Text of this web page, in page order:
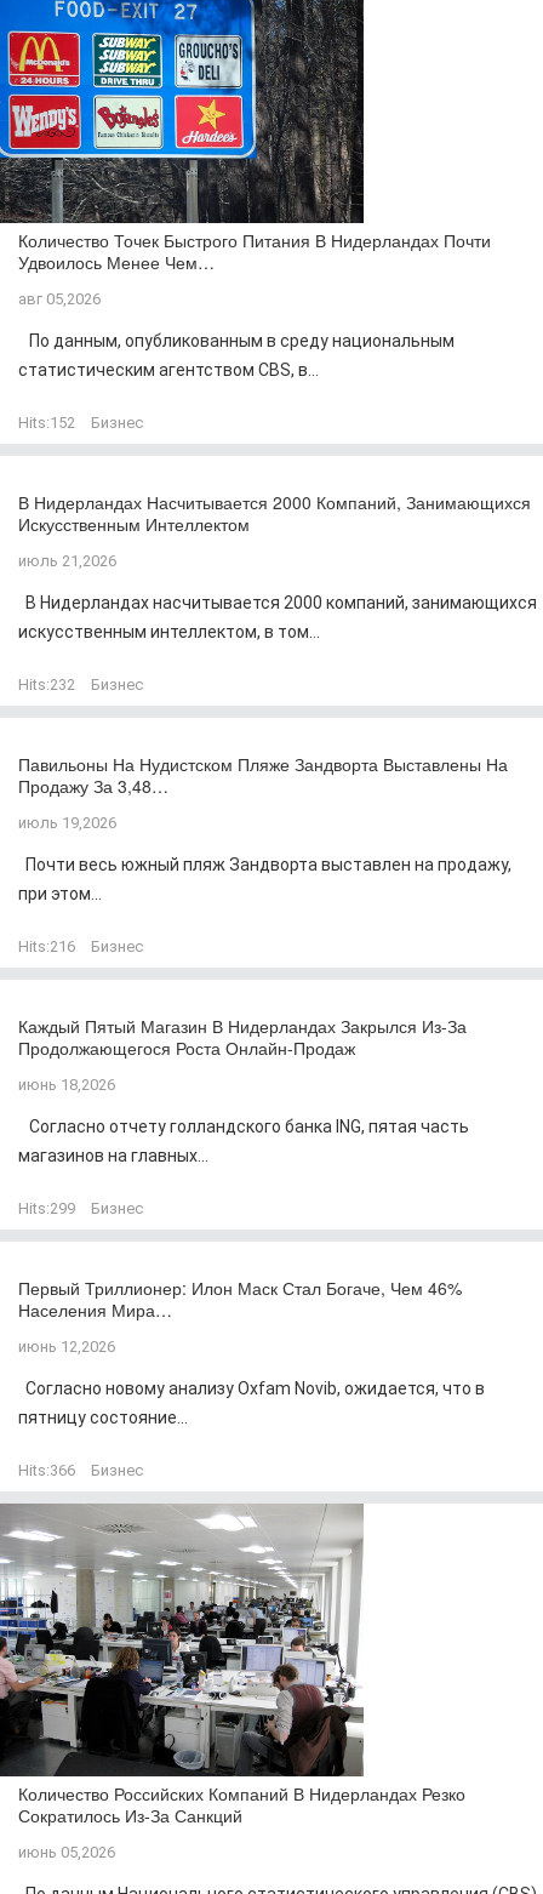
Количество Точек Быстрого Питания В Нидерландах Почти
Удвоилось Менее Чем…
авг 05,2026
По данным, опубликованным в среду национальным
статистическим агентством CBS, в...
Hits:152 Бизнес
В Нидерландах Насчитывается 2000 Компаний, Занимающихся
Искусственным Интеллектом
июль 21,2026
В Нидерландах насчитывается 2000 компаний, занимающихся
искусственным интеллектом, в том...
Hits:232 Бизнес
Павильоны На Нудистском Пляже Зандворта Выставлены На
Продажу За 3,48…
июль 19,2026
Почти весь южный пляж Зандворта выставлен на продажу,
при этом...
Hits:216 Бизнес
Каждый Пятый Магазин В Нидерландах Закрылся Из-За
Продолжающегося Роста Онлайн-Продаж
июнь 18,2026
Согласно отчету голландского банка ING, пятая часть
магазинов на главных...
Hits:299 Бизнес
Первый Триллионер: Илон Маск Стал Богаче, Чем 46%
Населения Мира…
июнь 12,2026
Согласно новому анализу Oxfam Novib, ожидается, что в
пятницу состояние...
Hits:366 Бизнес
Количество Российских Компаний В Нидерландах Резко
Сократилось Из-За Санкций
июнь 05,2026